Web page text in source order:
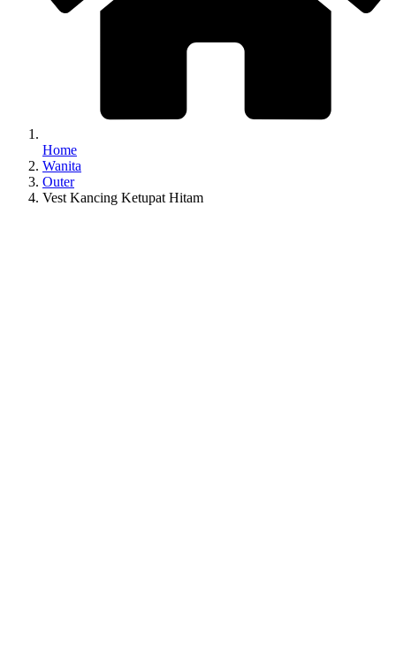
Home
Wanita
Outer
Vest Kancing Ketupat Hitam